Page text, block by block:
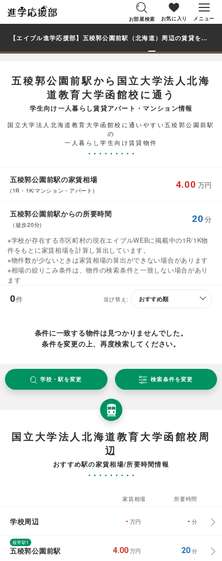
お部屋検索 お気に入り メニュー
【エイブル進学応援部】五稜郭公園前駅（北海道）周辺の賃貸を探す｜国立大学法人北海道教育大学函館校学生・大学生の一人暮らし向け賃貸マンション・アパート
五稜郭公園前駅から国立大学法人北海
道教育大学函館校に通う
学生向け一人暮らし賃貸アパート・マンション情報
国立大学法人北海道教育大学函館校に通いやすい五稜郭公園前駅
の
一人暮らし学生向け賃貸物件
五稜郭公園前駅の家賃相場
(1R・1K/マンション・アパート)
4.00 万円
五稜郭公園前駅からの所要時間
（徒歩20分)
20 分
※学校が存在する市区町村の現在エイブルWEBに掲載中の1R/1K物
件をもとに家賃相場を計算し算出しています。
※物件数が少ないときは家賃相場の算出ができない場合があります
※相場の絞りこみ条件は、物件の検索条件と一致しない場合があり
ます
0件 並び替え:
条件に一致する物件は見つかりませんでした。
条件を変更の上、再度検索してください。
学校・駅を変更 検索条件を変更
国立大学法人北海道教育大学函館校周
辺
おすすめ駅の家賃相場/所要時間情報
家賃相場 所要時間
学校周辺 - 万円 - 分
最寄駅1
五稜郭公園前駅 4.00 万円 20分